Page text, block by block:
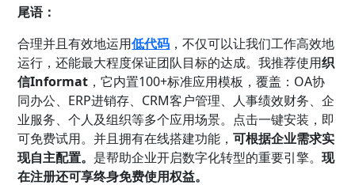
尾语：
合理并且有效地运用低代码 ，不仅可以让我们工作高效地
运行，还能最大程度保证团队目标的达成。我推荐使用织
信Informat ，它内置100+标准应用模板，覆盖：OA协
同办公、ERP进销存、CRM客户管理、人事绩效财务、企
业服务、个人及组织等多个应用场景。点击一键安装，即
可免费试用。并且拥有在线搭建功能，可根据企业需求实
现自主配置。 是帮助企业开启数字化转型的重要引擎。现
在注册还可享终身免费使用权益。